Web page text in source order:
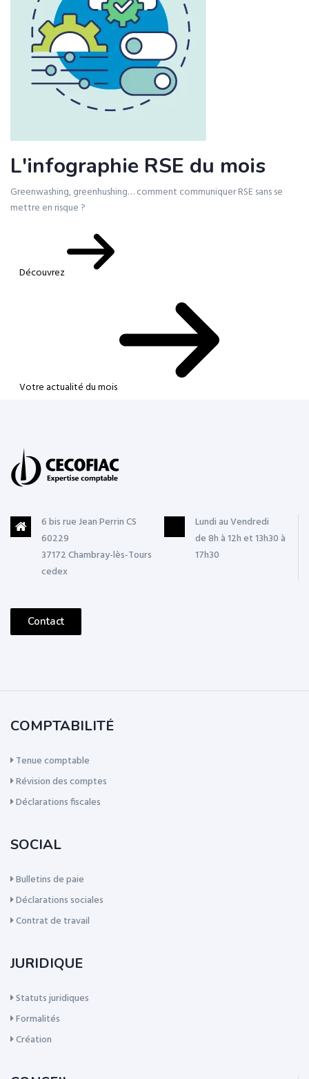
L'infographie RSE du mois
Greenwashing, greenhushing… comment communiquer RSE sans se
mettre en risque ?
Découvrez
Votre actualité du mois
6 bis rue Jean Perrin CS
60229
37172 Chambray-lès-Tours
cedex
Lundi au Vendredi
de 8h à 12h et 13h30 à
17h30
Contact
COMPTABILITÉ
Tenue comptable
Révision des comptes
Déclarations fiscales
SOCIAL
Bulletins de paie
Déclarations sociales
Contrat de travail
JURIDIQUE
Statuts juridiques
Formalités
Création